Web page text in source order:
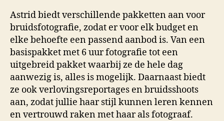
Astrid biedt verschillende pakketten aan voor
bruidsfotografie, zodat er voor elk budget en
elke behoefte een passend aanbod is. Van een
basispakket met 6 uur fotografie tot een
uitgebreid pakket waarbij ze de hele dag
aanwezig is, alles is mogelijk. Daarnaast biedt
ze ook verlovingsreportages en bruidsshoots
aan, zodat jullie haar stijl kunnen leren kennen
en vertrouwd raken met haar als fotograaf.